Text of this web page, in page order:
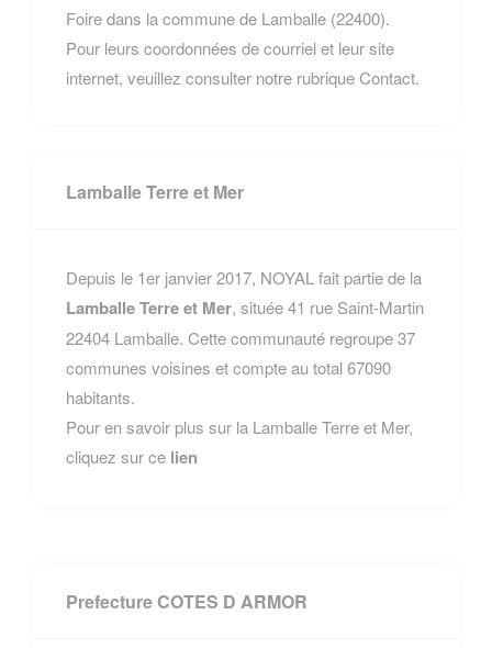
Foire dans la commune de Lamballe (22400).
Pour leurs coordonnées de courriel et leur site
internet, veuillez consulter notre rubrique Contact.
Lamballe Terre et Mer
Depuis le 1er janvier 2017, NOYAL fait partie de la
Lamballe Terre et Mer, située 41 rue Saint-Martin
22404 Lamballe. Cette communauté regroupe 37
communes voisines et compte au total 67090
habitants.
Pour en savoir plus sur la Lamballe Terre et Mer,
cliquez sur ce lien
Prefecture COTES D ARMOR